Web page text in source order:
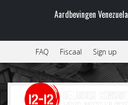
Aardbevingen Venezuela
FAQ Fiscaal Sign up